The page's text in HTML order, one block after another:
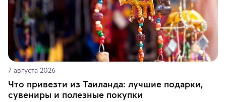
7 августа 2026
Что привезти из Таиланда: лучшие подарки,
сувениры и полезные покупки